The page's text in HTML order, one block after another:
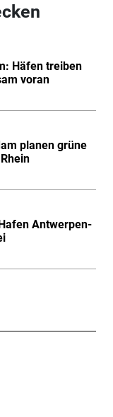
Häfen treiben
voran
planen grüne
Antwerpen-